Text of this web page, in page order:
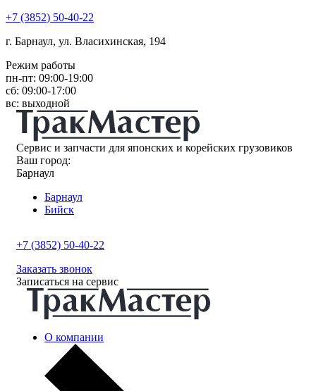
+7 (3852) 50-40-22
г. Барнаул, ул. Власихинская, 194
Режим работы
пн-пт: 09:00-19:00
сб: 09:00-17:00
вс: выходной
Сервис и запчасти для японских и корейских грузовиков
Ваш город:
Барнаул
Барнаул
Бийск
+7 (3852) 50-40-22
Заказать звонок
Записаться на сервис
О компании